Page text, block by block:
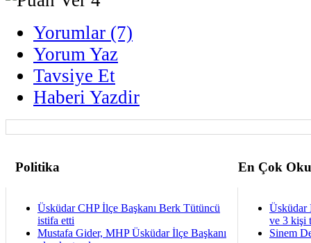
Yorumlar (7)
Yorum Yaz
Tavsiye Et
Haberi Yazdir
Politika En Çok
Üsküdar CHP İlçe Başkanı Berk Tütüncü
istifa etti
Mustafa Gider, MHP Üsküdar İlçe Başkanı
Üsküdar
ve 3 kişi
Sinem